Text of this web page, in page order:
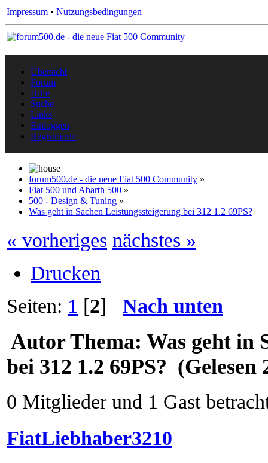
Impressum • Nutzungsbedingungen
Übersicht
Forum
Hilfe
Suche
Links
Einloggen
Registrieren
forum500.de - die neue Fiat 500 Community »
Fiat 500 und Abarth 500 »
500 - Design & Tuning »
Was geht in Sachen Leistungssteigerung bei 312 1.2 69PS?
« vorheriges nächstes »
Drucken
Seiten: 1 [2] Nach unten
AutorThema: Was geht in
bei 312 1.2 69PS? (Gelesen
0 Mitglieder und 1 Gast
FiatLiebhaber3210